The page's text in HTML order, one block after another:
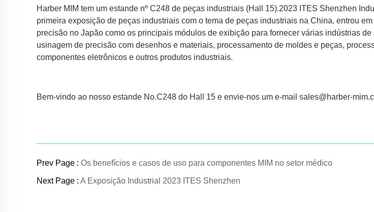
Harber MIM tem um estande nº C248 de peças industriais (Hall 15).2023 ITES Shenzhen
primeira exposição de peças industriais com o tema de peças industriais na China, entrou
precisão no Japão como os principais módulos de exibição para fornecer várias indústrias
usinagem de precisão com desenhos e materiais, processamento de moldes e peças,
componentes eletrônicos e outros produtos industriais.
Bem-vindo ao nosso estande No.C248 do Hall 15 e envie-nos um e-mail sales@harber-
Prev Page : Os benefícios e casos de uso para componentes MIM no setor médico
Next Page : A Exposição Industrial 2023 ITES Shenzhen